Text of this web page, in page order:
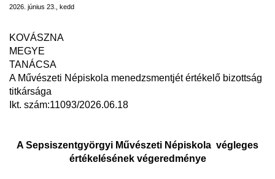
2026. június 23., kedd
KOVÁSZNA
MEGYE
TANÁCSA
AMűvészeti Népiskola menedzsmentjét értékelő bizottság
titkársága
Ikt. szám:11093/2026.06.18
A Sepsiszentgyörgyi Művészeti Népiskola végleges
értékelésének végeredménye